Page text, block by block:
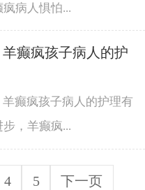
病人惧怕...
癫疯孩子病人的护
癫疯孩子病人的护理有
，羊癫疯...
4 5 下一页